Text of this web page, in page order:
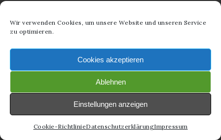
Wir verwenden Cookies, um unsere Website und unseren Service
zu optimieren.
Cookies akzeptieren
Ablehnen
Einstellungen anzeigen
Cookie-RichtlinieDatenschutzerklärungImpressum